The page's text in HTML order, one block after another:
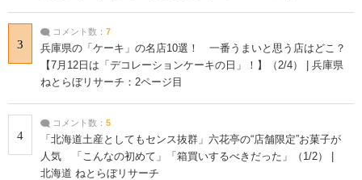
3
コメント数： 7
兵庫県の「ケーキ」の名店10選！ 一番うまいと思う店はどこ？
【7月12日は「デコレーションケーキの日」！】（2/4） | 兵庫県
ねとらぼリサーチ：2ページ目
4
コメント数： 5
「北海道土産としてもセンス抜群」六花亭の“店舗限定”お菓子が
人気 「こんなの初めて」「箱買いするべきだった」（1/2） |
北海道 ねとらぼリサーチ